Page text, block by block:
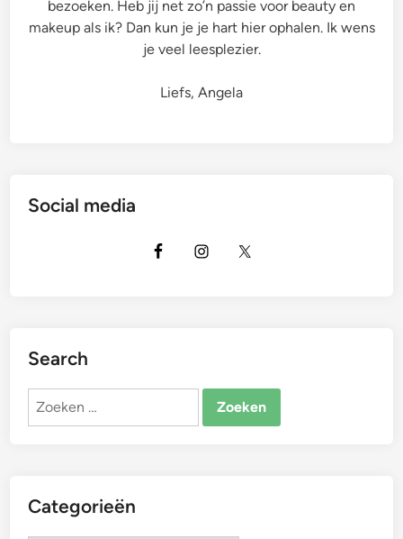
bezoeken. Heb jij net zo’n passie voor beauty en
makeup als ik? Dan kun je je hart hier ophalen. Ik wens
je veel leesplezier.
Liefs, Angela
Social media
Search
Zoeken
Categorieën